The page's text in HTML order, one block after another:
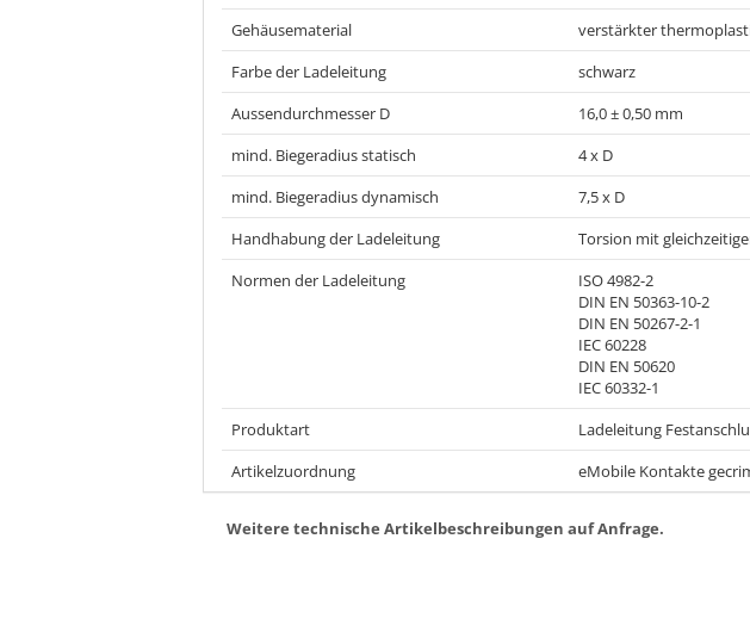
Gehäusematerial
verstärkter
Farbe der Ladeleitung
schwarz
Aussendurchmesser D
16,0 ± 0,50 mm
mind. Biegeradius statisch
4 x D
mind. Biegeradius dynamisch
7,5 x D
Handhabung der Ladeleitung
Torsion mit
Normen der Ladeleitung
ISO 4982-2
DIN EN 50363-10-2
DIN EN 50267-2-1
IEC 60228
DIN EN 50620
IEC 60332-1
Produktart
Ladeleitung
Artikelzuordnung
eMobile Kontakte
Weitere technische Artikelbeschreibungen auf Anfrage.